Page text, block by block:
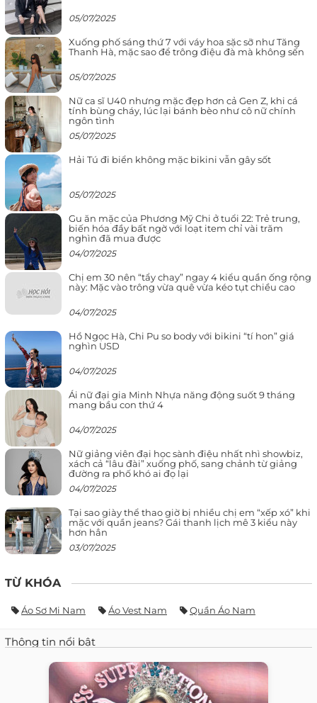
05/07/2025
Xuống phố sáng thứ 7 với váy hoa sặc sỡ như Tăng
Thanh Hà, mặc sao để trông điệu đà mà không sến
05/07/2025
Nữ ca sĩ U40 nhưng mặc đẹp hơn cả Gen Z, khi cá
tính bùng cháy, lúc lại bánh bèo như cô nữ chính
ngôn tình
05/07/2025
Hải Tú đi biển không mặc bikini vẫn gây sốt
05/07/2025
Gu ăn mặc của Phương Mỹ Chi ở tuổi 22: Trẻ trung,
biến hóa đầy bất ngờ với loạt item chỉ vài trăm
nghìn đã mua được
04/07/2025
Chị em 30 nên “tẩy chay” ngay 4 kiểu quần ống rộng
này: Mặc vào trông vừa quê vừa kéo tụt chiều cao
04/07/2025
Hồ Ngọc Hà, Chi Pu so body với bikini “tí hon” giá
nghìn USD
04/07/2025
Ái nữ đại gia Minh Nhựa năng động suốt 9 tháng
mang bầu con thứ 4
04/07/2025
Nữ giảng viên đại học sành điệu nhất nhì showbiz,
xách cả “lâu đài” xuống phố, sang chảnh từ giảng
đường ra phố khó ai đọ lại
04/07/2025
Tại sao giày thể thao giờ bị nhiều chị em “xếp xó” khi
mặc với quần jeans? Gái thanh lịch mê 3 kiểu này
hơn hẳn
03/07/2025
TỪ KHÓA
Áo Sơ Mi Nam Áo Vest Nam Quần Áo Nam
Thông tin nổi bật